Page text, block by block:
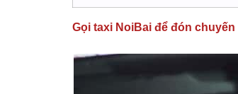
Gọi taxi NoiBai để đón